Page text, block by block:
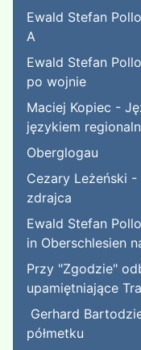
Ewald Stefan
A
Ewald Stefan
po wojnie
Maciej Kopiec -
językiem
Oberglogau
Cezary Leżeński
zdrajca
Ewald Stefan
in Oberschlesien
Przy "Zgodzie"
upamiętniające
Gerhard
półmetku